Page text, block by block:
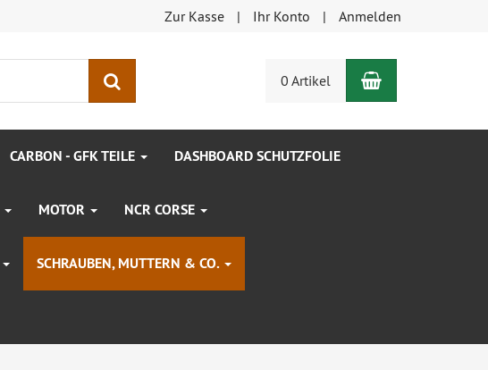
Zur Kasse Ihr Konto Anmelden
0 Artikel Warenkorb
CARBON - GFK TEILE DASHBOARD SCHUTZFOLIE
MOTOR NCR CORSE
SCHRAUBEN, MUTTERN & CO.